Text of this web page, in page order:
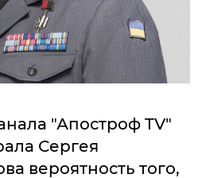
"Апостроф TV"
Сергея
вероятность того,